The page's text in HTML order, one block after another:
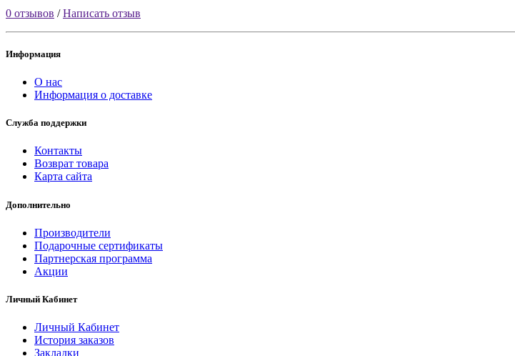
0 отзывов /Написать отзыв
Информация
О нас
Информация о доставке
Служба поддержки
Контакты
Возврат товара
Карта сайта
Дополнительно
Производители
Подарочные сертификаты
Партнерская программа
Акции
Личный Кабинет
Личный Кабинет
История заказов
Закладки